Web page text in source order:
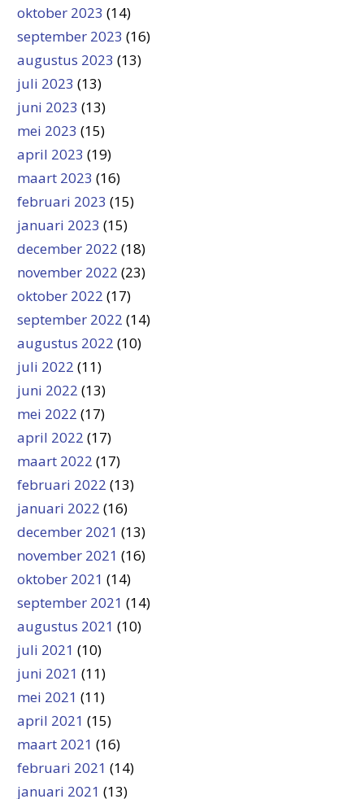
oktober 2023 (14)
september 2023 (16)
augustus 2023 (13)
juli 2023 (13)
juni 2023 (13)
mei 2023 (15)
april 2023 (19)
maart 2023 (16)
februari 2023 (15)
januari 2023 (15)
december 2022 (18)
november 2022 (23)
oktober 2022 (17)
september 2022 (14)
augustus 2022 (10)
juli 2022 (11)
juni 2022 (13)
mei 2022 (17)
april 2022 (17)
maart 2022 (17)
februari 2022 (13)
januari 2022 (16)
december 2021 (13)
november 2021 (16)
oktober 2021 (14)
september 2021 (14)
augustus 2021 (10)
juli 2021 (10)
juni 2021 (11)
mei 2021 (11)
april 2021 (15)
maart 2021 (16)
februari 2021 (14)
januari 2021 (13)